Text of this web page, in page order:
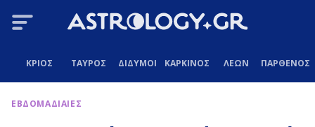
ΚΡΙΟΣ ΤΑΥΡΟΣ ΔΙΔΥΜΟΙ ΚΑΡΚΙΝΟΣ ΛΕΩΝ ΠΑΡΘΕΝΟΣ
ΕΒΔΟΜΑΔΙΑΙΕΣ